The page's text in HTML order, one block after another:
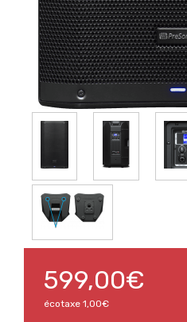
599,00€
écotaxe 1,00€